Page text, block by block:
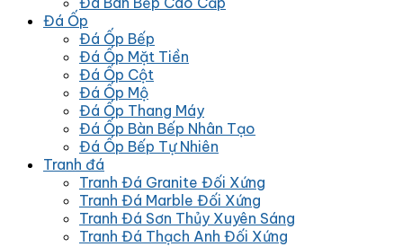
Đá Ốp
Đá Ốp Bếp
Đá Ốp Mặt Tiền
Đá Ốp Cột
Đá Ốp Mộ
Đá Ốp Thang Máy
Đá Ốp Bàn Bếp Nhân Tạo
Đá Ốp Bếp Tự Nhiên
Tranh đá
Tranh Đá Granite Đối Xứng
Tranh Đá Marble Đối Xứng
Tranh Đá Sơn Thủy Xuyên Sáng
Tranh Đá Thạch Anh Đối Xứng